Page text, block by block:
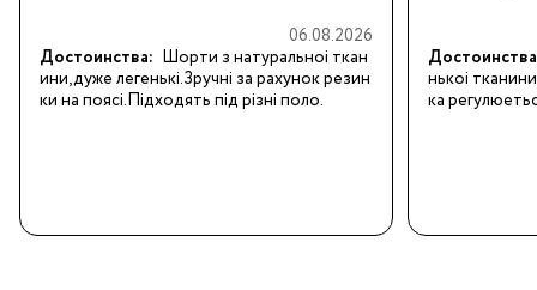
06.08.2026
Достоинства: Шорти з натуральноi ткан
ини,дуже легенькi.Зручнi за рахунок резин
ки на поясi.Пiдходять пiд рiзнi поло.
нькоi
ка